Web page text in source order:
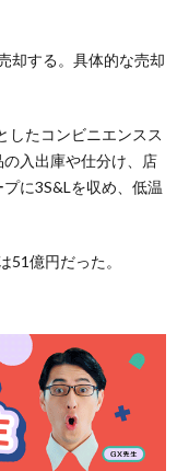
却する。具体的な売却
したコンビニエンスス
入出庫や仕分け、店
に3S&Lを収め、低温
億円だった。